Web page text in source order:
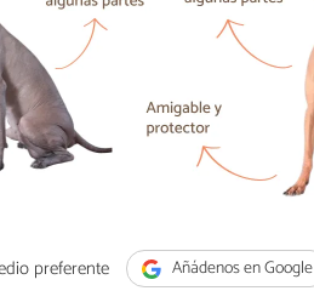
preferente Añádenos en Google